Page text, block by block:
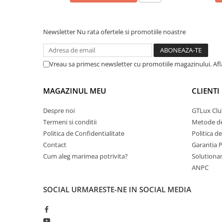
Newsletter Nu rata ofertele si promotiile noastre
Vreau sa primesc newsletter cu promotiile magazinului.
MAGAZINUL MEU
Despre noi
Termeni si conditii
Politica de Confidentialitate
Contact
Cum aleg marimea potrivita?
CLIENTI
GTLux
Metode
Politica
Garantia
ANPC
SOCIAL URMARESTE-NE IN SOCIAL MEDIA